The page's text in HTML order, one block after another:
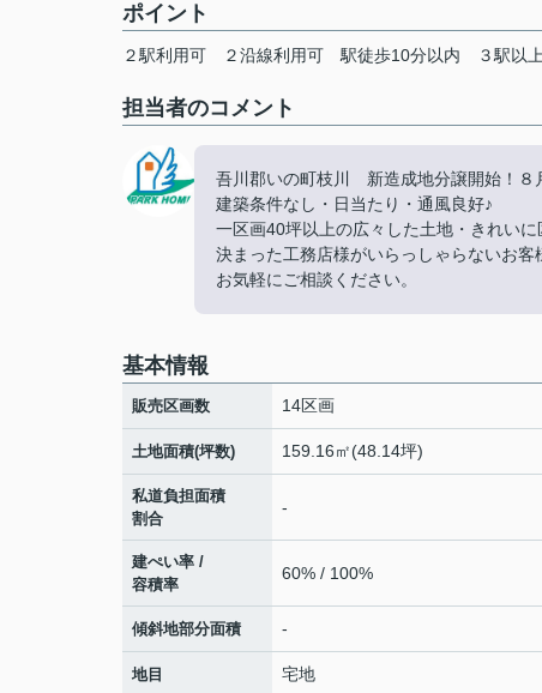
ポイント
２駅利用可 ２沿線利用可 駅徒歩10分以内 ３駅以
担当者のコメント
吾川郡いの町枝川 新造成地分譲開始！８
建築条件なし・日当たり・通風良好♪
一区画40坪以上の広々した土地・きれいに
決まった工務店様がいらっしゃらないお客
お気軽にご相談ください。
基本情報
販売区画数 14区画
土地面積(坪数) 159.16㎡(48.14坪)
私道負担面積
割合
-
建ぺい率 /
容積率
60% / 100%
傾斜地部分面積 -
地目 宅地